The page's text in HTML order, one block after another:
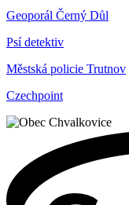
Geoporál Černý Důl
Psí detektiv
Městská policie Trutnov
Czechpoint